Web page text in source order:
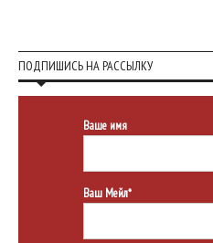
ПОДПИШИСЬ НА РАССЫЛКУ
Ваше имя
Ваш Мейл*